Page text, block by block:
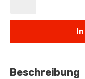
Beschreibung